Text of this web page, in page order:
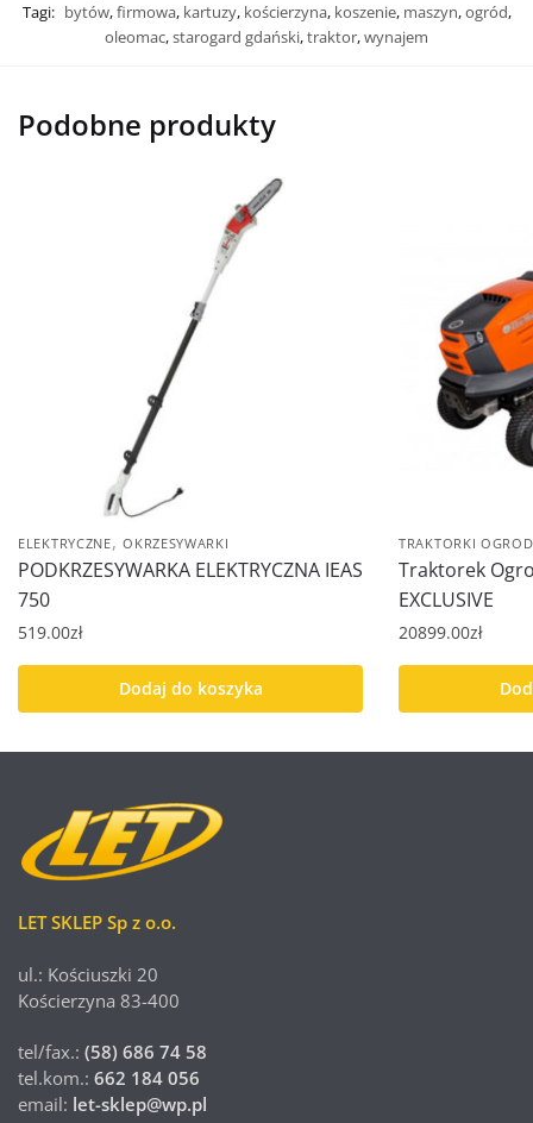
Tagi: bytów,firmowa, kartuzy, kościerzyna, koszenie, maszyn,ogród,
oleomac,starogard gdański,traktor,wynajem
Podobne produkty
ELEKTRYCZNE,OKRZESYWARKI
PODKRZESYWARKA ELEKTRYCZNA IEAS
750
519.00zł
Dodaj do koszyka
TRAKTORKI
Traktorek
EXCLUSIVE
20899.00zł
LET SKLEP Sp z o.o.
ul.: Kościuszki 20
Kościerzyna 83-400
tel/fax.: (58) 686 74 58
tel.kom.: 662 184 056
email: let-sklep@wp.pl